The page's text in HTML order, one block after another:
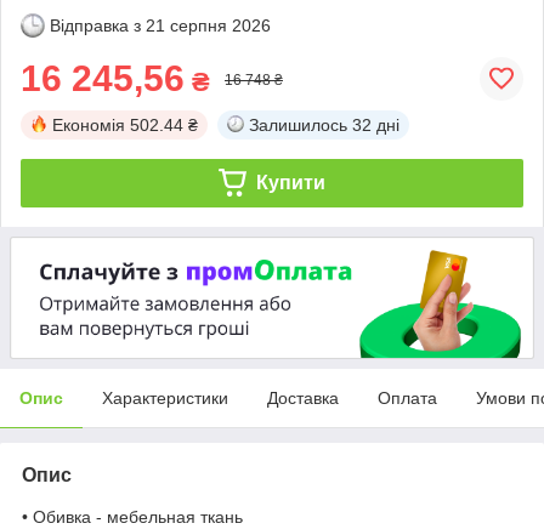
Відправка з 21 серпня 2026
16 245,56 ₴ 16 748 ₴
Економія 502.44 ₴ Залишилось 32 дні
Купити
Опис Характеристики Доставка Оплата Умови
Опис
• Обивка - мебельная ткань